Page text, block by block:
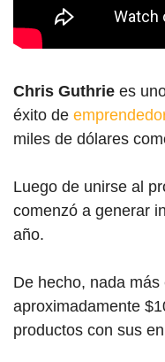
Chris Guthrie es
éxito de
miles de dólares
Luego de unirse al
comenzó a generar
año.
De hecho, nada
aproximadamente
productos con sus